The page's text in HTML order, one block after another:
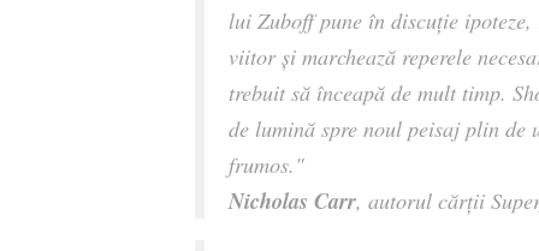
lui Zuboff pune în discuție
viitor și marchează reperele
trebuit să înceapă de mult timp.
de lumină spre noul peisaj plin
frumos."
Nicholas Carr, autorul cărții